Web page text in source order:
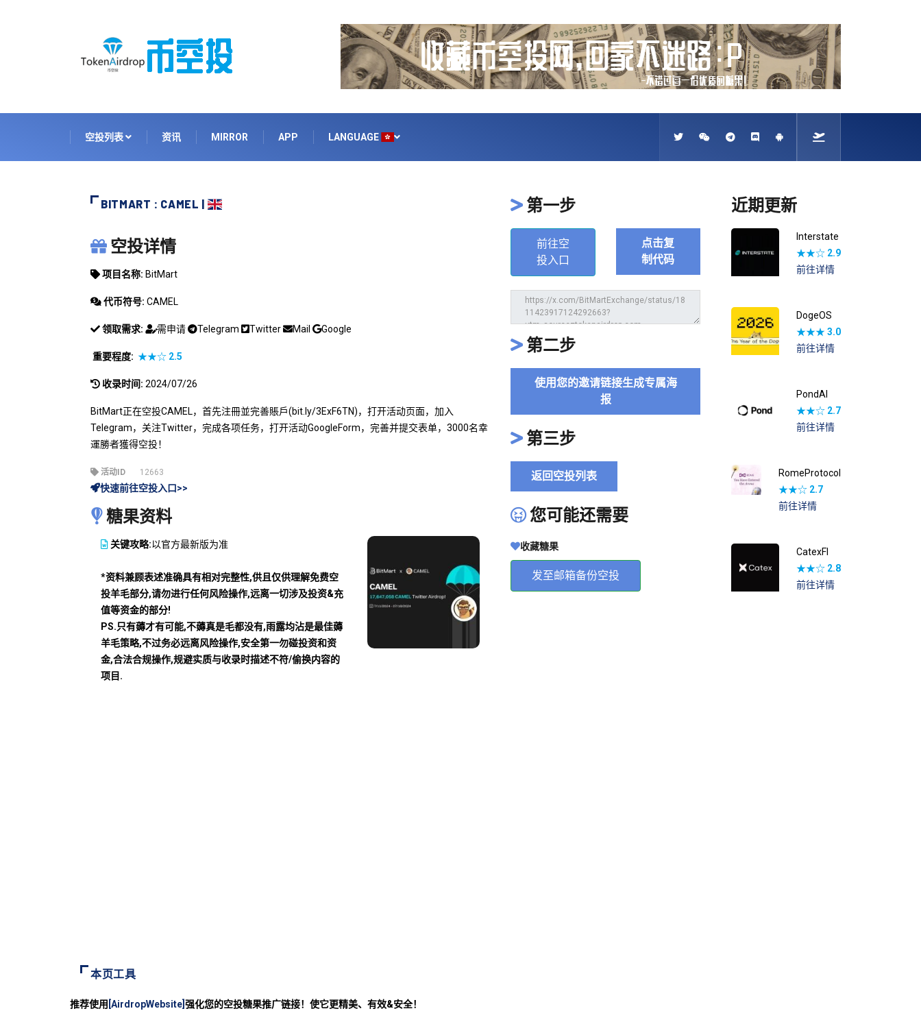
空投列表 资讯 MIRROR APP LANGUAGE
BITMART : CAMEL |
BITMART
空投详情
项目名称: BitMart
代币符号: CAMEL
领取需求: 需申请 Telegram Twitter Mail Google
重要程度: ★★☆ 2.5
收录时间: 2024/07/26
BitMart正在空投CAMEL，首先注冊並完善賬戶(bit.ly/3ExF6TN)，打开活动页面，加入
Telegram，关注Twitter，完成各项任务，打开活动GoogleForm，完善并提交表单，3000名幸
運勝者獲得空投！
活动ID 12663
快速前往空投入口>>
糖果资料
关键攻略:以官方最新版为准
*资料兼顾表述准确具有相对完整性,供且仅供理解免费空
投羊毛部分,请勿进行任何风险操作,远离一切涉及投资&充
值等资金的部分!
PS.只有薅才有可能,不薅真是毛都没有,雨露均沾是最佳薅
羊毛策略,不过务必远离风险操作,安全第一勿碰投资和资
金,合法合规操作,规避实质与收录时描述不符/偷换内容的
项目.
第一步
前往空
投入口
点击复
制代码
第二步
使用您的邀请链接生成专属海
报
第三步
返回空投列表
您可能还需要
收藏糖果
发至邮箱备份空投
近期更新
Interstate
★★☆ 2.9
前往详情
DogeOS
★★★3.0
前往详情
PondAI
★★☆ 2.7
前往详情
RomeProtocol
★★☆ 2.7
前往详情
CatexFI
★★☆ 2.8
前往详情
本页工具
推荐使用 [AirdropWebsite] 强化您的空投糖果推广链接！使它更精美、有效&安全！